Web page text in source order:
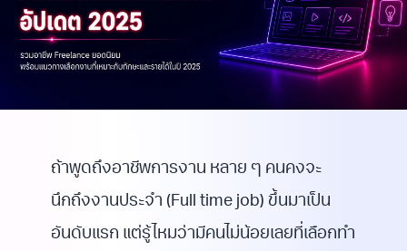
ถ้าพูดถึงอาชีพการงาน หลาย ๆ คนคงจะ
นึกถึงงานประจำ (Full time job) ขึ้นมาเป็น
อันดับแรก แต่รู้ไหมว่ามีคนไม่น้อยเลยที่เลือกทำ